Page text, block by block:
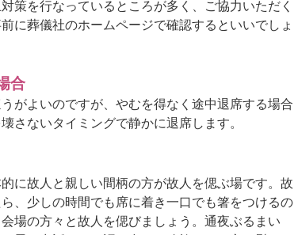
策を行なっているところが多く、ご協力いただく
に葬儀社のホームページで確認するといいでしょ
合
がよいのですが、やむを得なく途中退席する場合
さないタイミングで静かに退席します。
に故人と親しい間柄の方が故人を偲ぶ場です。故
、少しの時間でも席に着き一口でも箸をつけるの
場の方々と故人を偲びましょう。通夜ぶるまい